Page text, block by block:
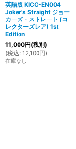
英語版 KICO-EN004
Joker's Straight ジョー
カーズ・ストレート (コ
レクターズレア) 1st
Edition
11,000円(税別)
(税込 : 12,100円)
在庫なし